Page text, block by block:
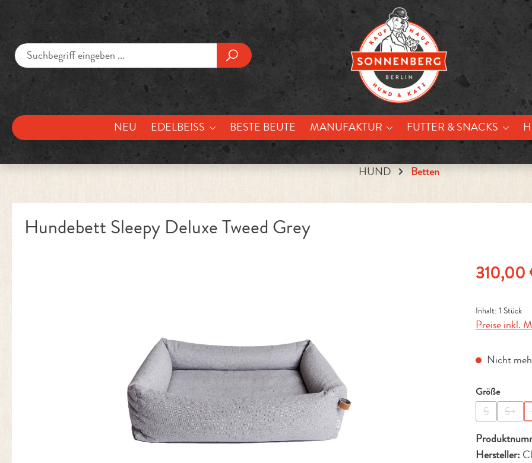
Hauptinhalt springen
NEU EDELBEISS BESTE BEUTE MANUFAKTUR FUTTER & SNACKS
HUND Betten
Hundebett Sleepy Deluxe Tweed Grey
Regulärer
310,00
Inhalt: 1 Stück
Preise inkl.
Nicht
Größe
S(DieseS+
Hersteller: